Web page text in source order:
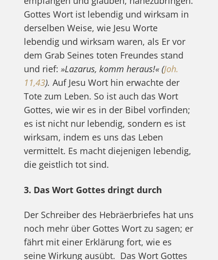
Gottes Wort ist lebendig und wirksam in
derselben Weise, wie Jesu Worte
lebendig und wirksam waren, als Er vor
dem Grab Seines toten Freundes stand
und rief: »Lazarus, komm heraus!« (Joh.
11,43). Auf Jesu Wort hin erwachte der
Tote zum Leben. So ist auch das Wort
Gottes, wie wir es in der Bibel vorfinden;
es ist nicht nur lebendig, sondern es ist
wirksam, indem es uns das Leben
vermittelt. Es macht diejenigen lebendig,
die geistlich tot sind.
3. Das Wort Gottes dringt durch
Der Schreiber des Hebräerbriefes hat uns
noch mehr über Gottes Wort zu sagen; er
fährt mit einer Erklärung fort, wie es
seine Wirkung ausübt. Das Wort Gottes